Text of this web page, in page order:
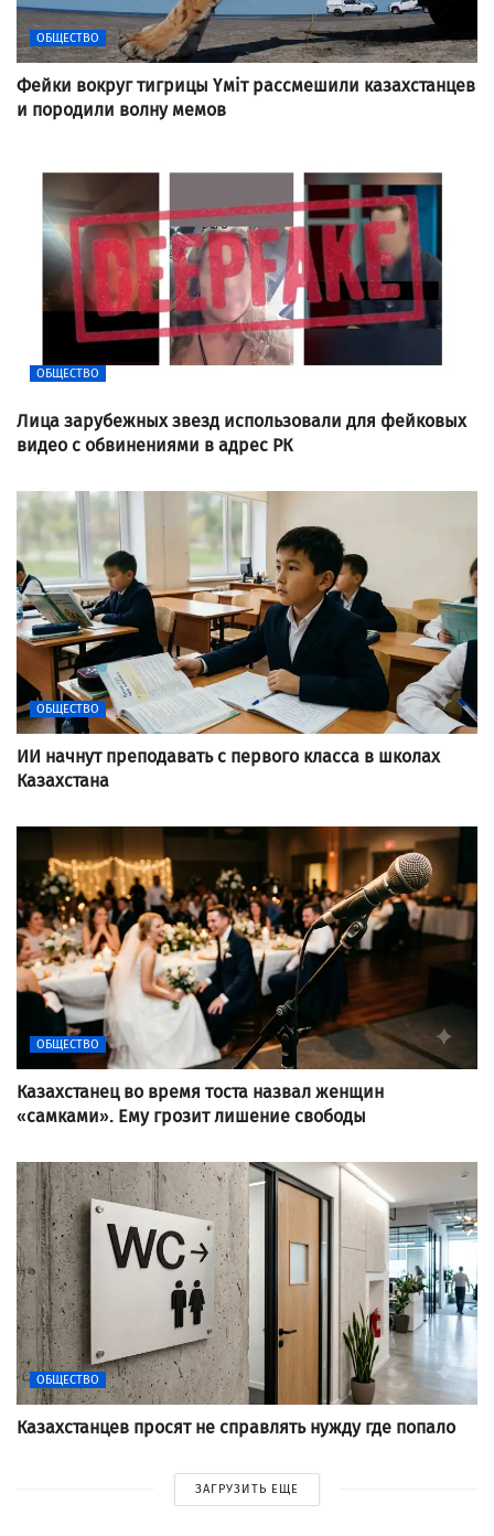
ОБЩЕСТВО
Фейки вокруг тигрицы Үміт рассмешили казахстанцев
и породили волну мемов
ОБЩЕСТВО
Лица зарубежных звезд использовали для фейковых
видео с обвинениями в адрес РК
ОБЩЕСТВО
ИИ начнут преподавать с первого класса в школах
Казахстана
ОБЩЕСТВО
Казахстанец во время тоста назвал женщин
«самками». Ему грозит лишение свободы
ОБЩЕСТВО
Казахстанцев просят не справлять нужду где попало
ЗАГРУЗИТЬ ЕЩЕ